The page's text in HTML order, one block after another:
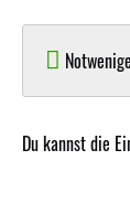
Flugzeuge für
Boote in
Du kannst die